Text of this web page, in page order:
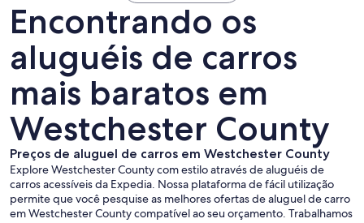
Encontrando os
aluguéis de carros
mais baratos em
Westchester County
Preços de aluguel de carros em Westchester County
Explore Westchester County com estilo através de aluguéis de
carros acessíveis da Expedia. Nossa plataforma de fácil utilização
permite que você pesquise as melhores ofertas de aluguel de carro
em Westchester County compatível ao seu orçamento. Trabalhamos